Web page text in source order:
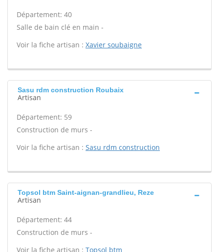
Département: 40
Salle de bain clé en main -
Voir la fiche artisan : Xavier soubaigne
Sasu rdm construction Roubaix
Artisan
Département: 59
Construction de murs -
Voir la fiche artisan : Sasu rdm construction
Topsol btm Saint-aignan-grandlieu, Reze
Artisan
Département: 44
Construction de murs -
Voir la fiche artisan : Topsol btm